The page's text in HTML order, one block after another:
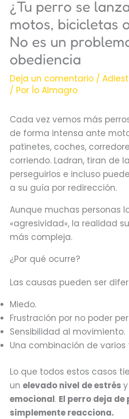
¿Tu perro se
motos, bicicletas
No es un
obediencia
Deja un comentario /
/ Por Ío Almagro
Cada vez vemos más
de forma intensa ante
patinetes, coches,
corriendo. Ladran, tiran de
perseguirlos e incluso
a su guía por redirección.
Aunque muchas personas
«agresividad», la realidad
más compleja.
¿Por qué ocurre?
Las causas pueden ser
Miedo.
Frustración por no poder
Sensibilidad al movimiento.
Una combinación de varios
Lo que todos estos casos
un elevado nivel de estrés
emocional. El perro deja de
simplemente reacciona.